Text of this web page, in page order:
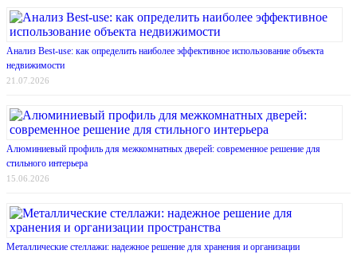
Анализ Best-use: как определить наиболее эффективное использование объекта
недвижимости
21.07.2026
Алюминиевый профиль для межкомнатных дверей: современное решение для
стильного интерьера
15.06.2026
Металлические стеллажи: надежное решение для хранения и организации